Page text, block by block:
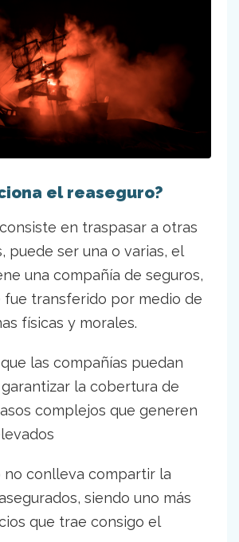
el reaseguro?
en traspasar a otras
puede ser una o varias, el
una compañía de seguros,
fue transferido por medio de
físicas y morales.
las compañías puedan
la cobertura de
complejos que generen
no conlleva compartir la
siendo uno más
que trae consigo el